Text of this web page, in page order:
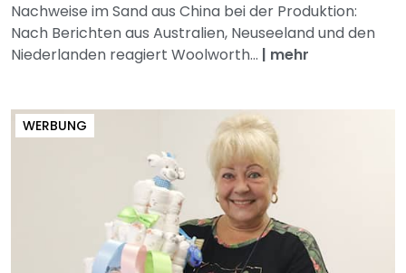
Nachweise im Sand aus China bei der Produktion:
Nach Berichten aus Australien, Neuseeland und den
Niederlanden reagiert Woolworth... | mehr
WERBUNG